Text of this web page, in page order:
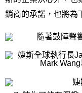
銷商的承諾，也將為